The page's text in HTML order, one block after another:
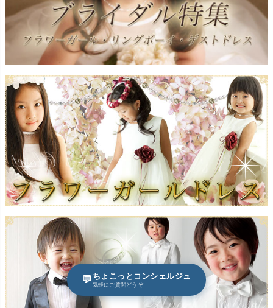
💬 ちょこっとコンシェルジュ
気軽にご質問どうぞ